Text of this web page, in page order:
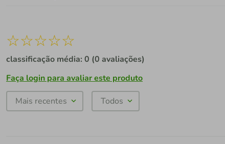
☆☆☆☆☆
classificação média: 0 (0 avaliações)
Faça login para avaliar este produto
Mais recentes Todos